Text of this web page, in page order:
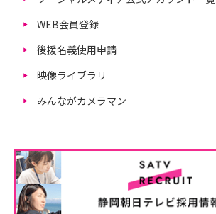
WEB会員登録
後援名義使用申請
映像ライブラリ
みんながカメラマン